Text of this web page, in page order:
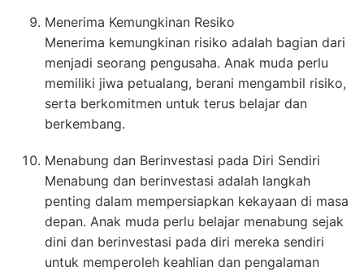
Menerima Kemungkinan Resiko
Menerima kemungkinan risiko adalah bagian dari
menjadi seorang pengusaha. Anak muda perlu
memiliki jiwa petualang, berani mengambil risiko,
serta berkomitmen untuk terus belajar dan
berkembang.
Menabung dan Berinvestasi pada Diri Sendiri
Menabung dan berinvestasi adalah langkah
penting dalam mempersiapkan kekayaan di masa
depan. Anak muda perlu belajar menabung sejak
dini dan berinvestasi pada diri mereka sendiri
untuk memperoleh keahlian dan pengalaman